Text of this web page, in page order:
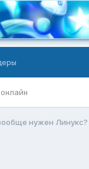
нужен Линукс?